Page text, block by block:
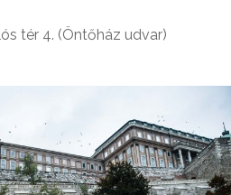
tér 4. (Öntőház udvar)